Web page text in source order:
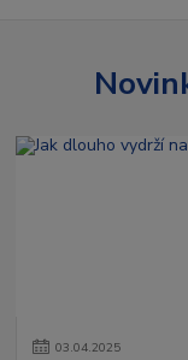
03.04.2025